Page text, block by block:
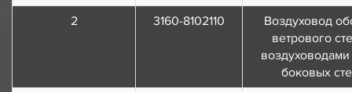
2
3160-8102110
Воздуховод
ветрового
боковых